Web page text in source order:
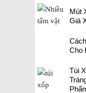
Mút
Giá
Cho
Túi